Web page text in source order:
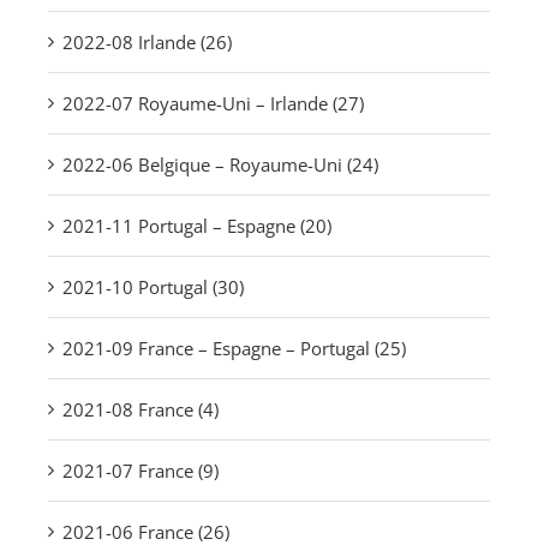
2022-08 Irlande (26)
2022-07 Royaume-Uni – Irlande (27)
2022-06 Belgique – Royaume-Uni (24)
2021-11 Portugal – Espagne (20)
2021-10 Portugal (30)
2021-09 France – Espagne – Portugal (25)
2021-08 France (4)
2021-07 France (9)
2021-06 France (26)